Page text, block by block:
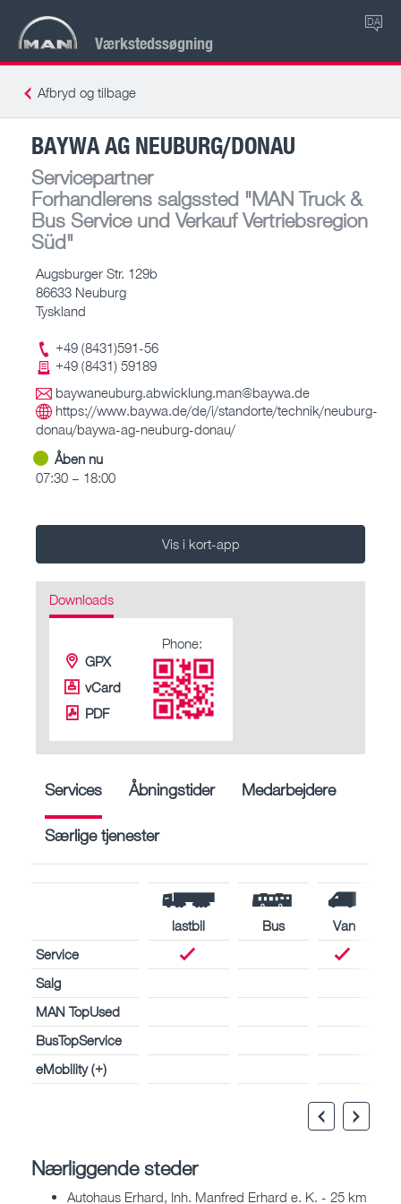
Værkstedssøgning
DA
Afbryd og tilbage
BAYWA AG NEUBURG/DONAU
Servicepartner
Forhandlerens salgssted "MAN Truck &
Bus Service und Verkauf Vertriebsregion
Süd"
Augsburger Str. 129b
86633 Neuburg
Tyskland
+49 (8431)591-56
+49 (8431) 59189
baywaneuburg.abwicklung.man@baywa.de
https://www.baywa.de/de/i/standorte/technik/neuburg-
donau/baywa-ag-neuburg-donau/
Åben nu
07:30 – 18:00
Vis i kort-app
Downloads
GPX
vCard
PDF
Phone:
Services Åbningstider Medarbejdere
Særlige tjenester
lastbil Bus
Van
Service
Salg
MAN TopUsed
BusTopService
eMobility (+)
Nærliggende steder
Autohaus Erhard, Inh. Manfred Erhard e. K. - 25 km